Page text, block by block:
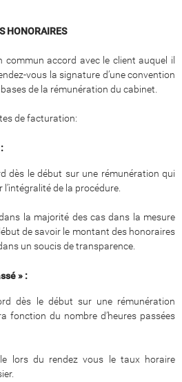
HONORAIRES
commun accord avec le client auquel il
vous la signature d’une convention
de la rémunération du cabinet.
de facturation:
dès le début sur une rémunération qui
de la procédure.
la majorité des cas dans la mesure
de savoir le montant des honoraires
un soucis de transparence.
» :
dès le début sur une rémunération
fonction du nombre d’heures passées
lors du rendez vous le taux horaire